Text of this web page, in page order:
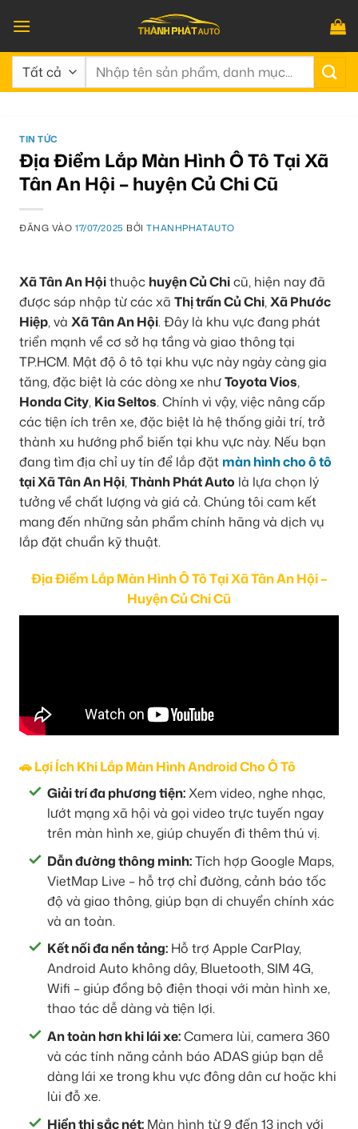
qua
nội
dung
Tìm
TIN TỨC
Địa Điểm Lắp Màn Hình Ô Tô Tại Xã
Tân An Hội – huyện Củ Chi Cũ
ĐĂNG VÀO17/07/2025 BỞITHANHPHATAUTO
Xã Tân An Hộithuộc huyện Củ Chicũ, hiện nay đã
được sáp nhập từ các xã Thị trấn Củ Chi,Xã Phước
Hiệp, và Xã Tân An Hội. Đây là khu vực đang phát
triển mạnh về cơ sở hạ tầng và giao thông tại
TP.HCM. Mật độ ô tô tại khu vực này ngày càng gia
tăng, đặc biệt là các dòng xe nhưToyota Vios,
Honda City, Kia Seltos. Chính vì vậy, việc nâng cấp
các tiện ích trên xe, đặc biệt là hệ thống giải trí, trở
thành xu hướng phổ biến tại khu vực này. Nếu bạn
đang tìm địa chỉ uy tín để lắp đặt màn hình cho ô tô
tại Xã Tân An Hội,Thành Phát Auto là lựa chọn lý
tưởng về chất lượng và giá cả. Chúng tôi cam kết
mang đến những sản phẩm chính hãng và dịch vụ
lắp đặt chuẩn kỹ thuật.
Địa Điểm Lắp Màn Hình Ô Tô Tại Xã Tân An Hội –
Huyện Củ Chi Cũ
🚗 Lợi Ích Khi Lắp Màn Hình Android Cho Ô Tô
Giải trí đa phương tiện:Xem video, nghe nhạc,
lướt mạng xã hội và gọi video trực tuyến ngay
trên màn hình xe, giúp chuyến đi thêm thú vị.
Dẫn đường thông minh:Tích hợp Google Maps,
VietMap Live – hỗ trợ chỉ đường, cảnh báo tốc
độ và giao thông, giúp bạn di chuyển chính xác
và an toàn.
Kết nối đa nền tảng: Hỗ trợ Apple CarPlay,
Android Auto không dây, Bluetooth, SIM 4G,
Wifi – giúp đồng bộ điện thoại với màn hình xe,
thao tác dễ dàng và tiện lợi.
An toàn hơn khi lái xe:Camera lùi, camera 360
và các tính năng cảnh báo ADAS giúp bạn dễ
dàng lái xe trong khu vực đông dân cư hoặc khi
lùi đỗ xe.
Hiển thị sắc nét: Màn hình từ 9 đến 13 inch với